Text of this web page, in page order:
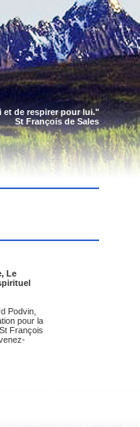
et de respirer pour lui."
St François de Sales
Le
Podvin,
pour la
François